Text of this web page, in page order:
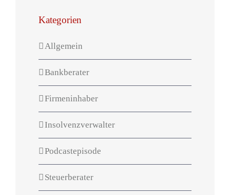
Kategorien
Allgemein
Bankberater
Firmeninhaber
Insolvenzverwalter
Podcastepisode
Steuerberater